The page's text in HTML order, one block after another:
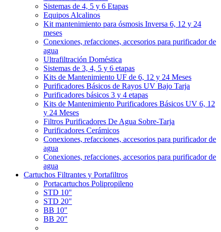
Sistemas de 4, 5 y 6 Etapas
Equipos Alcalinos
Kit mantenimiento para ósmosis Inversa 6, 12 y 24
meses
Conexiones, refacciones, accesorios para purificador de
agua
Ultrafiltración Doméstica
Sistemas de 3, 4, 5 y 6 etapas
Kits de Mantenimiento UF de 6, 12 y 24 Meses
Purificadores Básicos de Rayos UV Bajo Tarja
Purificadores básicos 3 y 4 etapas
Kits de Mantenimiento Purificadores Básicos UV 6, 12
y 24 Meses
Filtros Purificadores De Agua Sobre-Tarja
Purificadores Cerámicos
Conexiones, refacciones, accesorios para purificador de
agua
Conexiones, refacciones, accesorios para purificador de
agua
Cartuchos Filtrantes y Portafiltros
Portacartuchos Polipropileno
STD 10"
STD 20"
BB 10"
BB 20"